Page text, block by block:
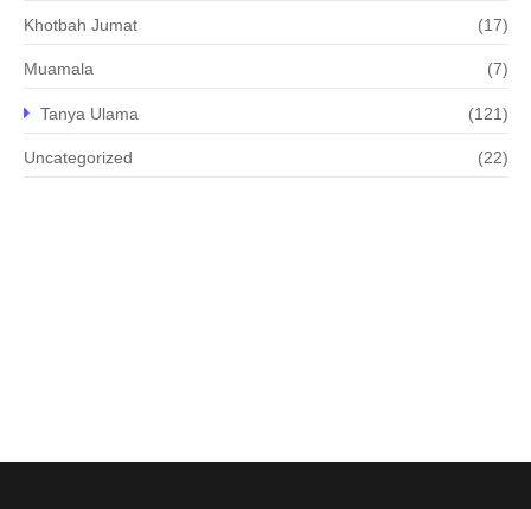
Khotbah Jumat (17)
Muamala (7)
Tanya Ulama (121)
Uncategorized (22)